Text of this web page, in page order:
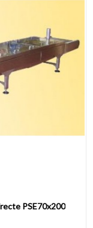
PSE70x200